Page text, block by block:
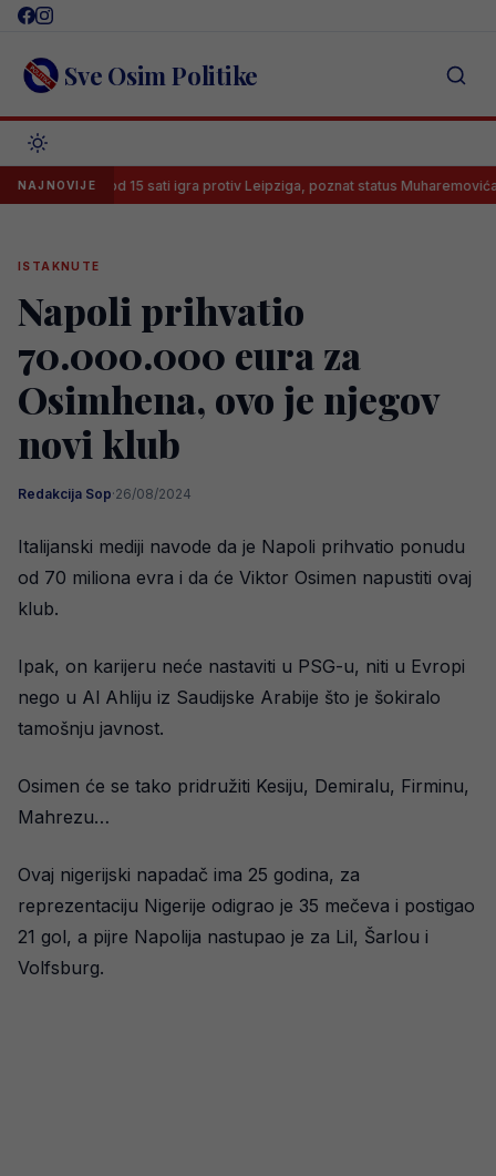
Skip
content Sve Osim Politike
NAJNOVIJE
Leeds od 15 sati igra protiv Leipziga, poznat status Muharemovića
ISTAKNUTE
Napoli prihvatio
70.000.000 eura za
Osimhena, ovo je njegov
novi klub
Redakcija Sop·26/08/2024
Italijanski mediji navode da je Napoli prihvatio ponudu
od 70 miliona evra i da će Viktor Osimen napustiti ovaj
klub.
Ipak, on karijeru neće nastaviti u PSG-u, niti u Evropi
nego u Al Ahliju iz Saudijske Arabije što je šokiralo
tamošnju javnost.
Osimen će se tako pridružiti Kesiju, Demiralu, Firminu,
Mahrezu…
Ovaj nigerijski napadač ima 25 godina, za
reprezentaciju Nigerije odigrao je 35 mečeva i postigao
21 gol, a pijre Napolija nastupao je za Lil, Šarlou i
Volfsburg.